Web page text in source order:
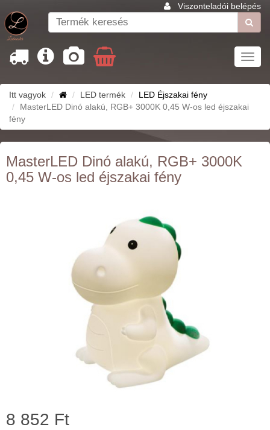
Viszonteladói belépés
Itt vagyok LED termék
LED Éjszakai fény
MasterLED Dinó alakú, RGB+ 3000K 0,45 W-os led éjszakai
fény
MasterLED Dinó alakú, RGB+ 3000K
0,45 W-os led éjszakai fény
8 852 Ft